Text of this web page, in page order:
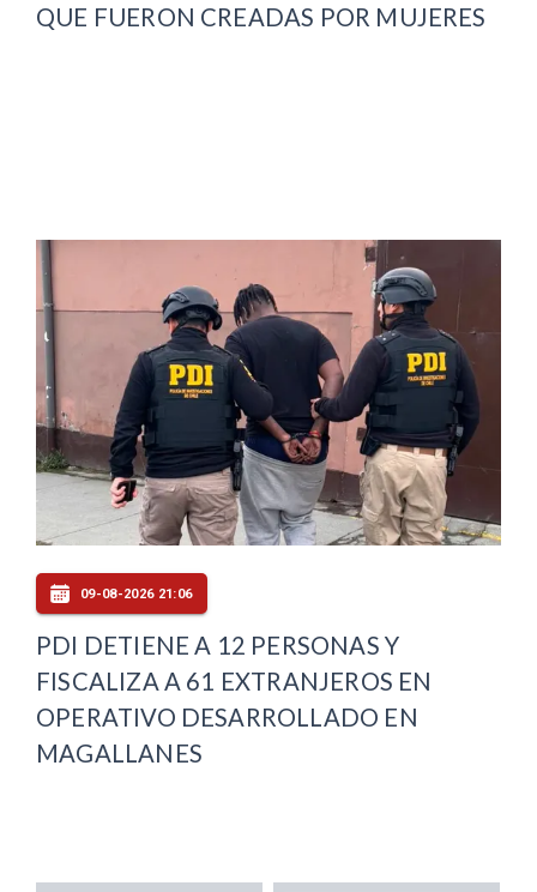
QUE FUERON CREADAS POR MUJERES
09-08-2026 21:06
PDI DETIENE A 12 PERSONAS Y
FISCALIZA A 61 EXTRANJEROS EN
OPERATIVO DESARROLLADO EN
MAGALLANES